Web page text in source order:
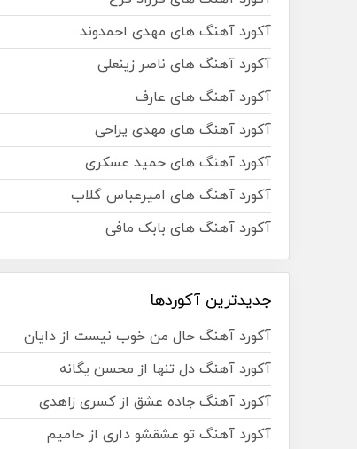
آکورد آهنگ های مهدی احمدوند
آکورد آهنگ های ناصر زینعلی
آکورد آهنگ های عارف
آکورد آهنگ های مهدی یراحی
آکورد آهنگ های حمید عسکری
آکورد آهنگ های امیرعباس گلاب
آکورد آهنگ های بابک مافی
جدیدترین آکوردها
آکورد آهنگ حال من خوب نیست از دایان
آکورد آهنگ دل تنها از محسن یگانه
آکورد آهنگ جاده عشق از کسری زاهدی
آکورد آهنگ تو عشقشو داری از حامیم